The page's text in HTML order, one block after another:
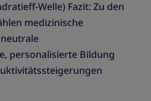
Welle) Fazit: Zu den
medizinische
personalisierte Bildung